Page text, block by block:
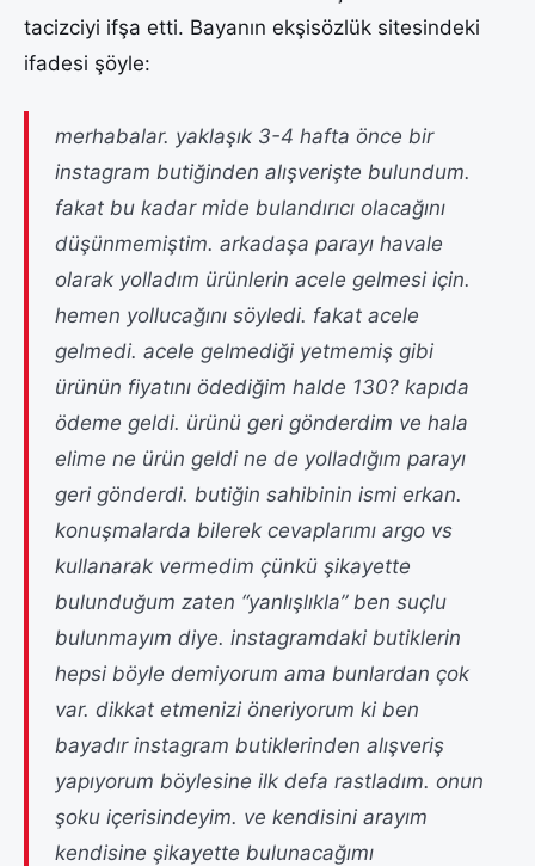
tacizciyi ifşa etti. Bayanın ekşisözlük sitesindeki
ifadesi şöyle:
merhabalar. yaklaşık 3-4 hafta önce bir
instagram butiğinden alışverişte bulundum.
fakat bu kadar mide bulandırıcı olacağını
düşünmemiştim. arkadaşa parayı havale
olarak yolladım ürünlerin acele gelmesi için.
hemen yollucağını söyledi. fakat acele
gelmedi. acele gelmediği yetmemiş gibi
ürünün fiyatını ödediğim halde 130? kapıda
ödeme geldi. ürünü geri gönderdim ve hala
elime ne ürün geldi ne de yolladığım parayı
geri gönderdi. butiğin sahibinin ismi erkan.
konuşmalarda bilerek cevaplarımı argo vs
kullanarak vermedim çünkü şikayette
bulunduğum zaten “yanlışlıkla” ben suçlu
bulunmayım diye. instagramdaki butiklerin
hepsi böyle demiyorum ama bunlardan çok
var. dikkat etmenizi öneriyorum ki ben
bayadır instagram butiklerinden alışveriş
yapıyorum böylesine ilk defa rastladım. onun
şoku içerisindeyim. ve kendisini arayım
kendisine şikayette bulunacağımı